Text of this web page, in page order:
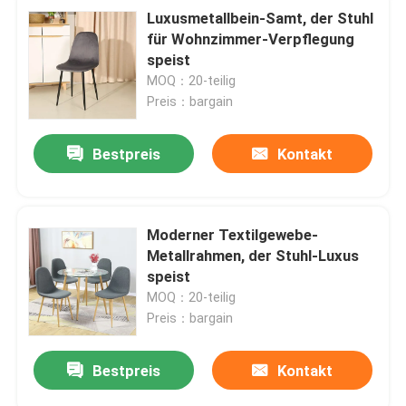
Luxusmetallbein-Samt, der Stuhl
für Wohnzimmer-Verpflegung
speist
MOQ：20-teilig
Preis：bargain
Bestpreis Kontakt
Moderner Textilgewebe-
Metallrahmen, der Stuhl-Luxus
speist
MOQ：20-teilig
Preis：bargain
Bestpreis Kontakt